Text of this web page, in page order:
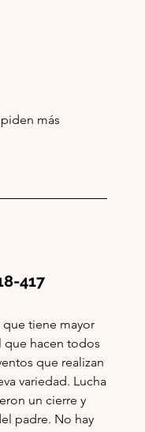
más
18-417
que tiene mayor
hacen todos
que realizan
variedad. Lucha
un cierre y
padre. No hay